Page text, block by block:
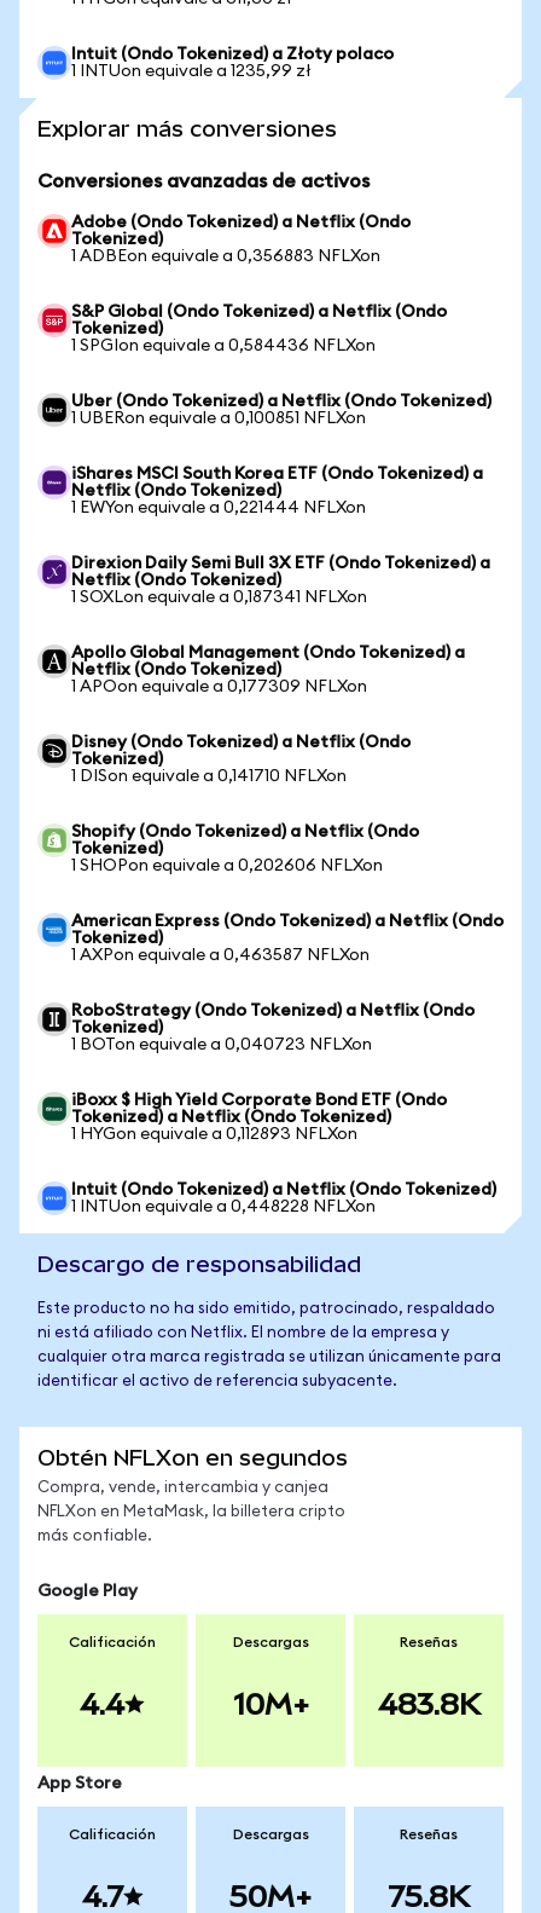
Intuit (Ondo Tokenized) a Złoty polaco
1 INTUon equivale a 1235,99 zł
Explorar más conversiones
Conversiones avanzadas de activos
Adobe (Ondo Tokenized) a Netflix (Ondo
Tokenized)
1 ADBEon equivale a 0,356883 NFLXon
S&P Global (Ondo Tokenized) a Netflix (Ondo
Tokenized)
1 SPGIon equivale a 0,584436 NFLXon
Uber (Ondo Tokenized) a Netflix (Ondo Tokenized)
1 UBERon equivale a 0,100851 NFLXon
iShares MSCI South Korea ETF (Ondo Tokenized) a
Netflix (Ondo Tokenized)
1 EWYon equivale a 0,221444 NFLXon
Direxion Daily Semi Bull 3X ETF (Ondo Tokenized) a
Netflix (Ondo Tokenized)
1 SOXLon equivale a 0,187341 NFLXon
Apollo Global Management (Ondo Tokenized) a
Netflix (Ondo Tokenized)
1 APOon equivale a 0,177309 NFLXon
Disney (Ondo Tokenized) a Netflix (Ondo
Tokenized)
1 DISon equivale a 0,141710 NFLXon
Shopify (Ondo Tokenized) a Netflix (Ondo
Tokenized)
1 SHOPon equivale a 0,202606 NFLXon
American Express (Ondo Tokenized) a Netflix (Ondo
Tokenized)
1 AXPon equivale a 0,463587 NFLXon
RoboStrategy (Ondo Tokenized) a Netflix (Ondo
Tokenized)
1 BOTon equivale a 0,040723 NFLXon
iBoxx $ High Yield Corporate Bond ETF (Ondo
Tokenized) a Netflix (Ondo Tokenized)
1 HYGon equivale a 0,112893 NFLXon
Intuit (Ondo Tokenized) a Netflix (Ondo Tokenized)
1 INTUon equivale a 0,448228 NFLXon
Descargo de responsabilidad
Este producto no ha sido emitido, patrocinado, respaldado
ni está afiliado con Netflix. El nombre de la empresa y
cualquier otra marca registrada se utilizan únicamente para
identificar el activo de referencia subyacente.
Obtén NFLXon en segundos
Compra, vende, intercambia y canjea
NFLXon en MetaMask, la billetera cripto
más confiable.
Google Play
Calificación
4.4
Descargas
10M+
Reseñas
483.8K
App Store
Calificación
4.7
Descargas
50M+
Reseñas
75.8K